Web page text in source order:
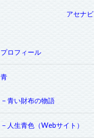
アセナビ
プロフィール
青
青い財布の物語
人生青色（Webサイト）